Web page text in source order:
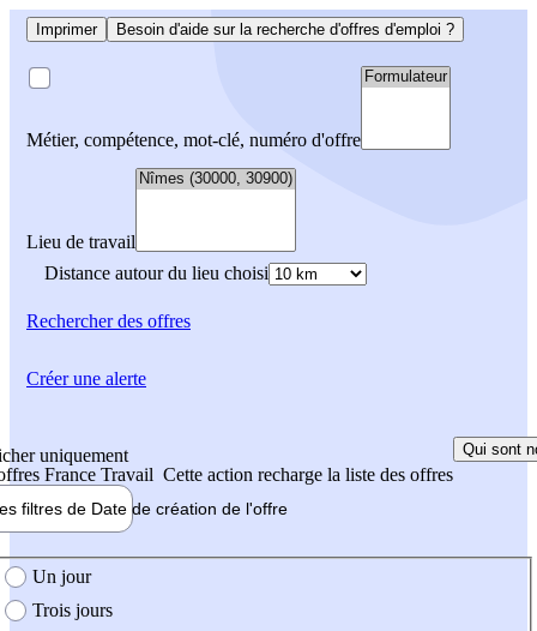
Imprimer Besoin d'aide sur la recherche d'offres d'emploi ?
Métier, compétence, mot-clé, numéro d'offre
Lieu de travail
Distance autour du lieu choisi
Rechercherdes offres
uniquement
France Travail Cette action recharge la liste des offres
Qui sont
filtres de Date de création de l'offre
création de l'offre
Un jour
Trois jours
Créer une alerte